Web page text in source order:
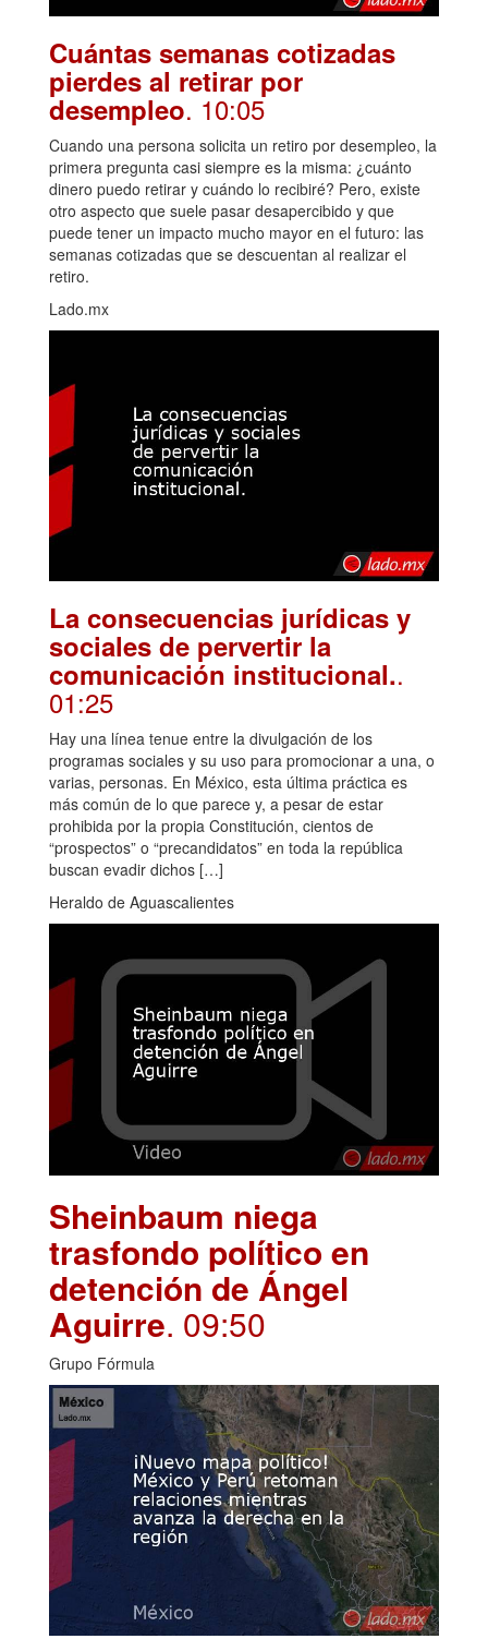
Cuántas semanas cotizadas
pierdes al retirar por
desempleo. 10:05
Cuando una persona solicita un retiro por desempleo, la
primera pregunta casi siempre es la misma: ¿cuánto
dinero puedo retirar y cuándo lo recibiré? Pero, existe
otro aspecto que suele pasar desapercibido y que
puede tener un impacto mucho mayor en el futuro: las
semanas cotizadas que se descuentan al realizar el
retiro.
Lado.mx
La consecuencias jurídicas y
sociales de pervertir la
comunicación institucional..
01:25
Hay una línea tenue entre la divulgación de los
programas sociales y su uso para promocionar a una, o
varias, personas. En México, esta última práctica es
más común de lo que parece y, a pesar de estar
prohibida por la propia Constitución, cientos de
“prospectos” o “precandidatos” en toda la república
buscan evadir dichos […]
Heraldo de Aguascalientes
Sheinbaum niega
trasfondo político en
detención de Ángel
Aguirre. 09:50
Grupo Fórmula